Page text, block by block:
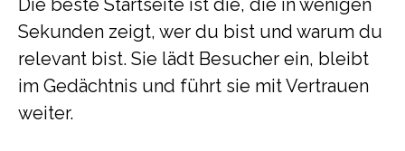
Die beste Startseite ist die, die in wenigen
Sekunden zeigt, wer du bist und warum du
relevant bist. Sie lädt Besucher ein, bleibt
im Gedächtnis und führt sie mit Vertrauen
weiter.